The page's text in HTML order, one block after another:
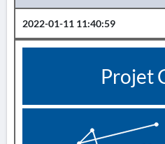
2022-01-11 11:40:59
Projet